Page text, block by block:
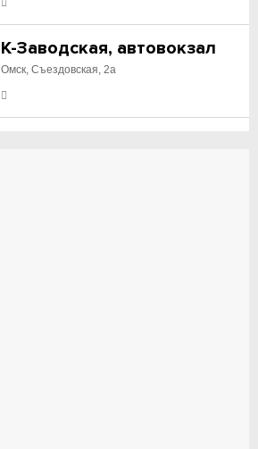
К-Заводская, автовокзал
Омск, Съездовская, 2а